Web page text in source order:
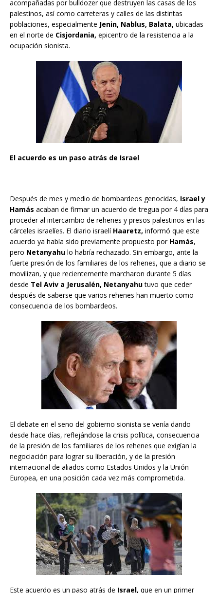
acompañadas por bulldozer que destruyen las casas de los
palestinos, así como carreteras y calles de las distintas
poblaciones, especialmente Jenin, Nablus, Balata, ubicadas
en el norte de Cisjordania, epicentro de la resistencia a la
ocupación sionista.
El acuerdo es un paso atrás de Israel
Después de mes y medio de bombardeos genocidas, Israel y
Hamás acaban de firmar un acuerdo de tregua por 4 días para
proceder al intercambio de rehenes y presos palestinos en las
cárceles israelíes. El diario israelí Haaretz, informó que este
acuerdo ya había sido previamente propuesto por Hamás,
pero Netanyahu lo habría rechazado. Sin embargo, ante la
fuerte presión de los familiares de los rehenes, que a diario se
movilizan, y que recientemente marcharon durante 5 días
desde Tel Aviv a Jerusalén, Netanyahutuvo que ceder
después de saberse que varios rehenes han muerto como
consecuencia de los bombardeos.
El debate en el seno del gobierno sionista se venía dando
desde hace días, reflejándose la crisis política, consecuencia
de la presión de los familiares de los rehenes que exigían la
negociación para lograr su liberación, y de la presión
internacional de aliados como Estados Unidos y la Unión
Europea, en una posición cada vez más comprometida.
Este acuerdo es un paso atrás de Israel, que en un primer